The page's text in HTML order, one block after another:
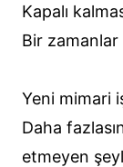
Kapalı
Bir
Yeni mimari
Daha
etmeyen